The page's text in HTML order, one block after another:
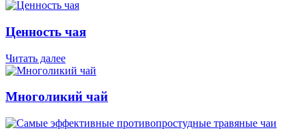
Ценность чая
Читать далее
Многоликий чай